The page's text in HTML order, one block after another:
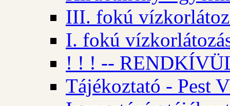
III. fokú
I. fokú
! ! ! --
Tájékoztató - Pest